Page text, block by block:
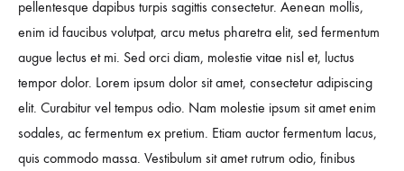
pellentesque dapibus turpis sagittis consectetur. Aenean mollis,
enim id faucibus volutpat, arcu metus pharetra elit, sed fermentum
augue lectus et mi. Sed orci diam, molestie vitae nisl et, luctus
tempor dolor. Lorem ipsum dolor sit amet, consectetur adipiscing
elit. Curabitur vel tempus odio. Nam molestie ipsum sit amet enim
sodales, ac fermentum ex pretium. Etiam auctor fermentum lacus,
quis commodo massa. Vestibulum sit amet rutrum odio, finibus